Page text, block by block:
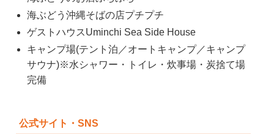
海ぶどう沖縄そばの店プチプチ
ゲストハウスUminchi Sea Side House
キャンプ場(テント泊／オートキャンプ／キャンプ
サウナ)※水シャワー・トイレ・炊事場・炭捨て場
完備
公式サイト・SNS